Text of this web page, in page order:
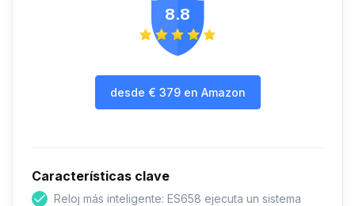
8.8
desde € 379en Amazon
Características clave
Reloj más inteligente: ES658 ejecuta un sistema